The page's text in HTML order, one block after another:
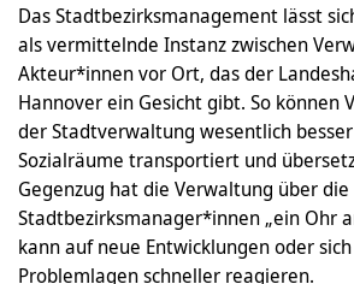
Das Stadtbezirksmanagement lässt
als vermittelnde Instanz zwischen
Akteur*innen vor Ort, das der
Hannover ein Gesicht gibt. So können
der Stadtverwaltung wesentlich
Sozialräume transportiert und
Gegenzug hat die Verwaltung über die
Stadtbezirksmanager*innen „ein Ohr
kann auf neue Entwicklungen oder
Problemlagen schneller reagieren.